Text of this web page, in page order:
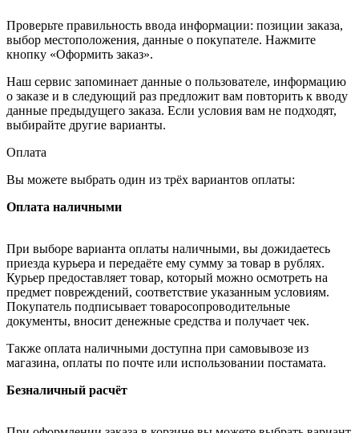
Проверьте правильность ввода информации: позиции заказа,
выбор местоположения, данные о покупателе. Нажмите
кнопку «Оформить заказ».
Наш сервис запоминает данные о пользователе, информацию
о заказе и в следующий раз предложит вам повторить к вводу
данные предыдущего заказа. Если условия вам не подходят,
выбирайте другие варианты.
Оплата
Вы можете выбрать один из трёх вариантов оплаты:
Оплата наличными
При выборе варианта оплаты наличными, вы дожидаетесь
приезда курьера и передаёте ему сумму за товар в рублях.
Курьер предоставляет товар, который можно осмотреть на
предмет повреждений, соответствие указанным условиям.
Покупатель подписывает товаросопроводительные
документы, вносит денежные средства и получает чек.
Также оплата наличными доступна при самовывозе из
магазина, оплаты по почте или использовании постамата.
Безналичный расчёт